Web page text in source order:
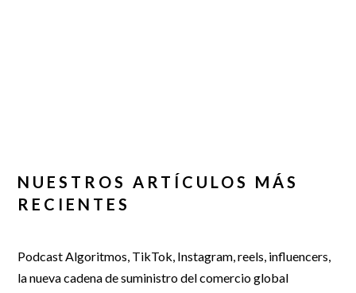
NUESTROS ARTÍCULOS MÁS
RECIENTES
Podcast Algoritmos, TikTok, Instagram, reels, influencers,
la nueva cadena de suministro del comercio global